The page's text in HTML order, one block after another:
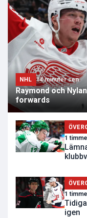
NHL 14 minuter sen
Raymond och
forwards
1
1
igen